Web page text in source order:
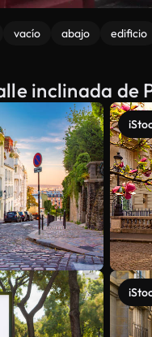
vacío abajo edificio
inclinada de